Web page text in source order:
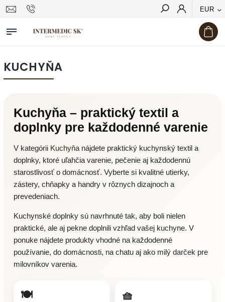
EUR
Hľadať
KUCHYŇA
Kuchyňa – praktický textil a
doplnky pre každodenné varenie
V kategórii Kuchyňa nájdete praktický kuchynský textil a
doplnky, ktoré uľahčia varenie, pečenie aj každodennú
starostlivosť o domácnosť. Vyberte si kvalitné utierky,
zástery, chňapky a handry v rôznych dizajnoch a
prevedeniach.
Kuchynské doplnky sú navrhnuté tak, aby boli nielen
praktické, ale aj pekne doplnili vzhľad vašej kuchyne. V
ponuke nájdete produkty vhodné na každodenné
používanie, do domácnosti, na chatu aj ako milý darček pre
milovníkov varenia.
🍽️ 🧺